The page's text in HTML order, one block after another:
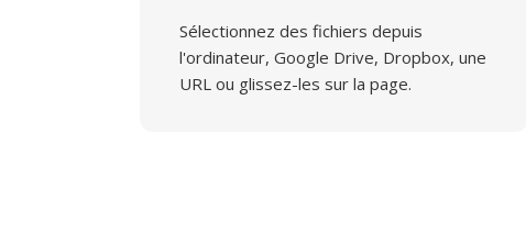
Sélectionnez des fichiers depuis
l'ordinateur, Google Drive, Dropbox, une
URL ou glissez-les sur la page.